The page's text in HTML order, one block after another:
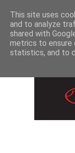
This site uses
and to analyze
shared with
metrics to ensure
statistics, and to